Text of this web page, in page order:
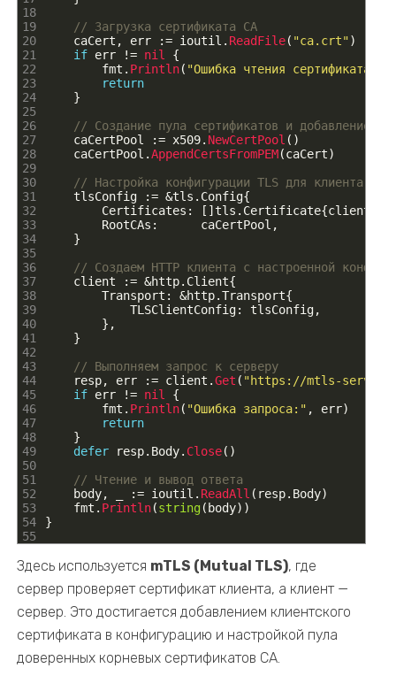
18
19
20
21
22
23
24
25
26
27
28
29
30
31
32
33
34
35
36
37
38
39
40
41
42
43
44
45
46
47
48
49
50
51
52
53
54
55
// Загрузка сертификата CA
caCert , err := ioutil . ReadFile( "ca.crt")
if err != nil
{
fmt . Println( "Ошибка чтения сертификата
return
}
// Создание пула сертификатов и добавление CA
caCertPool
:= x509. NewCertPool ( )
caCertPool .AppendCertsFromPEM(caCert)
// Настройка конфигурации TLS для клиента
tlsConfig
:= &tls . Config{
Certificates : [ ] tls . Certificate{
RootCAs : caCertPool ,
}
// Создаем HTTP клиента с настроенной
client
:= &http. Client{
Transport : &http.Transport{
TLSClientConfig: tlsConfig,
} ,
}
// Выполняем запрос к серверу
resp, err := client .Get ( "https://mtls-
if err != nil
{
fmt . Println( "Ошибка запроса:" , err)
return
}
defer
resp. Body. Close( )
// Чтение и вывод ответа
body, := ioutil . ReadAll ( resp. Body)
fmt . Println(string( body) )
}
Здесь используется mTLS (Mutual TLS), где
сервер проверяет сертификат клиента, а клиент —
сервер. Это достигается добавлением клиентского
сертификата в конфигурацию и настройкой пула
доверенных корневых сертификатов CA.